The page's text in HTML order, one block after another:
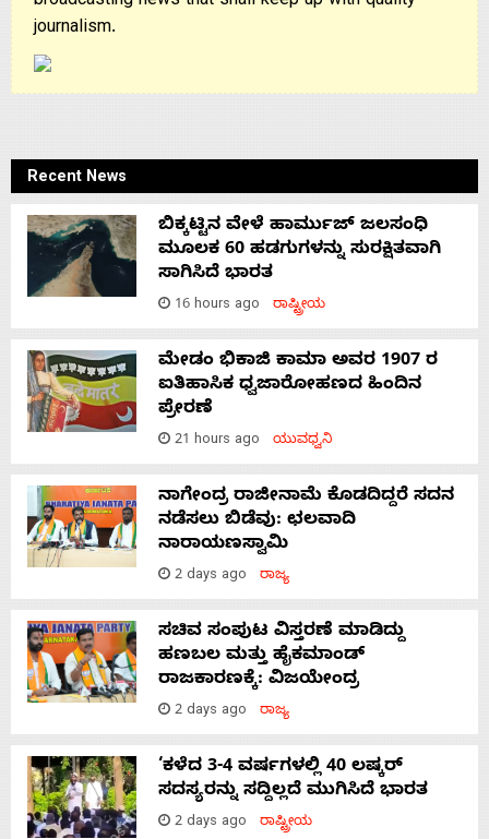
journalism.
Recent News
ಬಿಕ್ಕಟ್ಟಿನ ವೇಳೆ ಹಾರ್ಮುಜ್ ಜಲಸಂಧಿ
ಮೂಲಕ 60 ಹಡಗುಗಳನ್ನು ಸುರಕ್ಷಿತವಾಗಿ
ಸಾಗಿಸಿದೆ ಭಾರತ
16 hours ago ರಾಷ್ಟ್ರೀಯ
ಮೇಡಂ ಭಿಕಾಜಿ ಕಾಮಾ ಅವರ 1907 ರ
ಐತಿಹಾಸಿಕ ಧ್ವಜಾರೋಹಣದ ಹಿಂದಿನ
ಪ್ರೇರಣೆ
21 hours ago ಯುವಧ್ವನಿ
ನಾಗೇಂದ್ರ ರಾಜೀನಾಮೆ ಕೊಡದಿದ್ದರೆ ಸದನ
ನಡೆಸಲು ಬಿಡೆವು: ಛಲವಾದಿ
ನಾರಾಯಣಸ್ವಾಮಿ
2 days ago ರಾಜ್ಯ
ಸಚಿವ ಸಂಪುಟ ವಿಸ್ತರಣೆ ಮಾಡಿದ್ದು
ಹಣಬಲ ಮತ್ತು ಹೈಕಮಾಂಡ್
ರಾಜಕಾರಣಕ್ಕೆ: ವಿಜಯೇಂದ್ರ
2 days ago ರಾಜ್ಯ
‘ಕಳೆದ 3-4 ವರ್ಷಗಳಲ್ಲಿ 40 ಲಷ್ಕರ್
ಸದಸ್ಯರನ್ನು ಸದ್ದಿಲ್ಲದೆ ಮುಗಿಸಿದೆ ಭಾರತ
2 days ago ರಾಷ್ಟ್ರೀಯ